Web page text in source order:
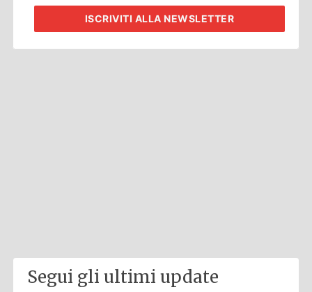
ISCRIVITI ALLA NEWSLETTER
Segui gli ultimi update